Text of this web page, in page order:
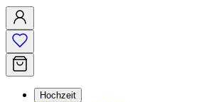
Hochzeit